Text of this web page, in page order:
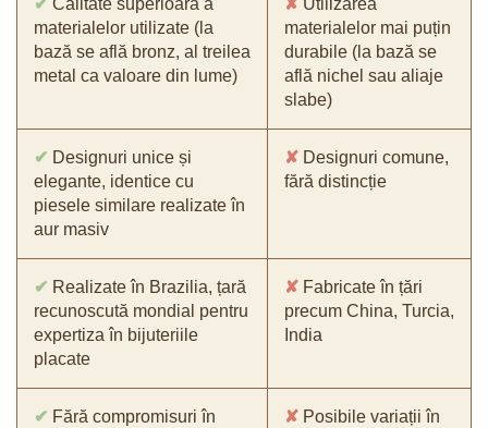
✔ Calitate superioară a
materialelor utilizate (la
bază se află bronz, al treilea
metal ca valoare din lume)
✘ Utilizarea
materialelor mai puțin
durabile (la bază se
află nichel sau aliaje
slabe)
✔ Designuri unice și
elegante, identice cu
piesele similare realizate în
aur masiv
✘ Designuri comune,
fără distincție
✔ Realizate în Brazilia, țară
recunoscută mondial pentru
expertiza în bijuteriile
placate
✘ Fabricate în țări
precum China, Turcia,
India
✔ Fără compromisuri în
✘ Posibile variații în